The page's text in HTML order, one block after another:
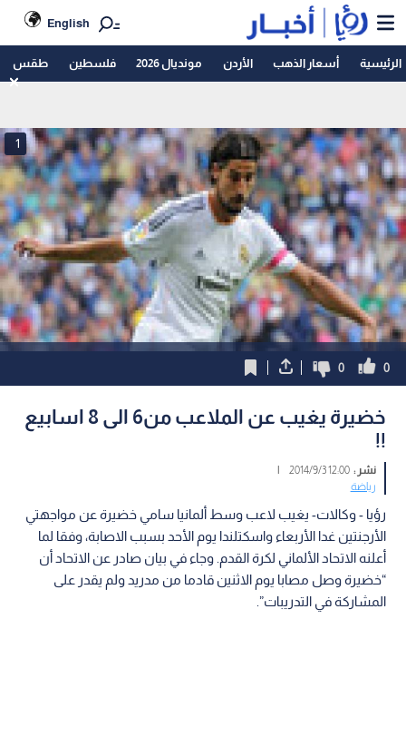
English
الرئيسية أسعار الذهب الأردن مونديال 2026 فلسطين طقس
1
0
0
خضيرة يغيب عن الملاعب من6 الى 8 اسابيع
!!
نشر :12:00 2014/9/3
|
رياضة
رؤيا - وكالات- يغيب لاعب وسط ألمانيا سامي خضيرة عن مواجهتي
الأرجنتين غدا الأربعاء واسكتلندا يوم الأحد بسبب الاصابة، وفقا لما
أعلنه الاتحاد الألماني لكرة القدم. وجاء في بيان صادر عن الاتحاد أن
“خضيرة وصل مصابا يوم الاثنين قادما من مدريد ولم يقدر على
المشاركة في التدريبات”.